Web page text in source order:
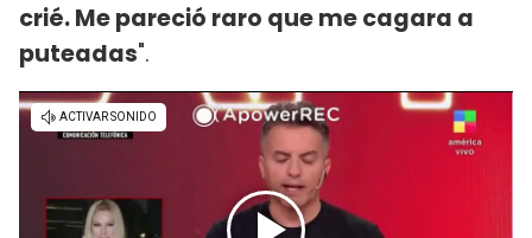
crié. Me pareció raro que me cagara a
puteadas".